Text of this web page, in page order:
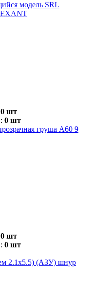
модель SRL
0 шт
0 шт
груша А60 9
0 шт
0 шт
2.1х5.5) (АЗУ) шнур